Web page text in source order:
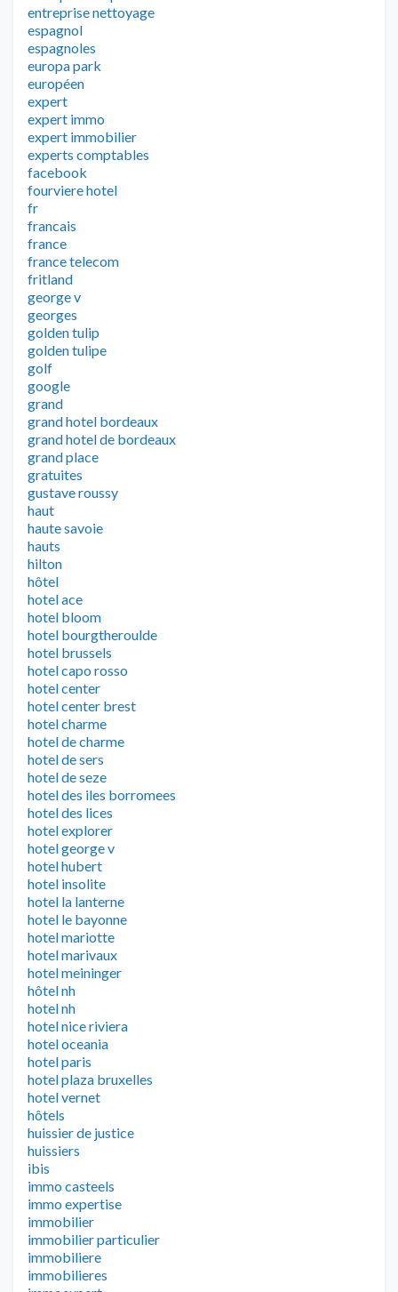
entreprise nettoyage
espagnol
espagnoles
europa park
européen
expert
expert immo
expert immobilier
experts comptables
facebook
fourviere hotel
fr
francais
france
france telecom
fritland
george v
georges
golden tulip
golden tulipe
golf
google
grand
grand hotel bordeaux
grand hotel de bordeaux
grand place
gratuites
gustave roussy
haut
haute savoie
hauts
hilton
hôtel
hotel ace
hotel bloom
hotel bourgtheroulde
hotel brussels
hotel capo rosso
hotel center
hotel center brest
hotel charme
hotel de charme
hotel de sers
hotel de seze
hotel des iles borromees
hotel des lices
hotel explorer
hotel george v
hotel hubert
hotel insolite
hotel la lanterne
hotel le bayonne
hotel mariotte
hotel marivaux
hotel meininger
hôtel nh
hotel nh
hotel nice riviera
hotel oceania
hotel paris
hotel plaza bruxelles
hotel vernet
hôtels
huissier de justice
huissiers
ibis
immo casteels
immo expertise
immobilier
immobilier particulier
immobiliere
immobilieres